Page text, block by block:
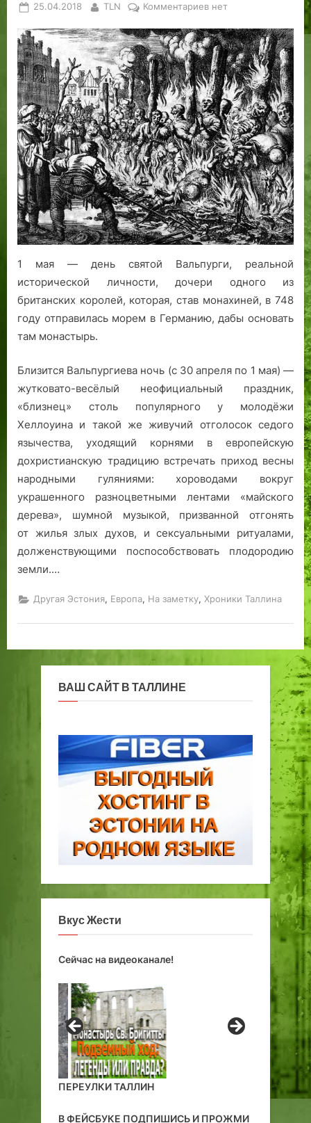
Posted
25.04.2018 By
TLN Комментариевк
Ко
дню
святой
Вальпурги
или
Как
в
Ревеле
на
ведьм
охотились
нет
1 мая — день святой Вальпурги, реальной
исторической личности, дочери одного из
британских королей, которая, став монахиней, в 748
году отправилась морем в Германию, дабы основать
там монастырь.
Близится Вальпургиева ночь (с 30 апреля по 1 мая) —
жутковато-весёлый неофициальный праздник,
«близнец» столь популярного у молодёжи
Хеллоуина и такой же живучий отголосок седого
язычества, уходящий корнями в европейскую
дохристианскую традицию встречать приход весны
народными гуляниями: хороводами вокруг
украшенного разноцветными лентами «майского
дерева», шумной музыкой, призванной отгонять
от жилья злых духов, и сексуальными ритуалами,
долженствующими поспособствовать плодородию
земли.…
Другая Эстония, Европа, На заметку, Хроники Таллина
ВАШ САЙТ В ТАЛЛИНЕ
Вкус Жести
Сейчас на видеоканале!
ПЕРЕУЛКИ ТАЛЛИН
В ФЕЙСБУКЕ ПОДПИШИСЬ И ПРОЖМИ